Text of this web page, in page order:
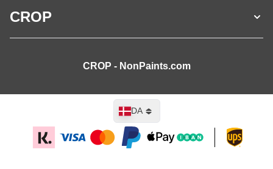
CROP
CROP - NonPaints.com
Sprog
DA